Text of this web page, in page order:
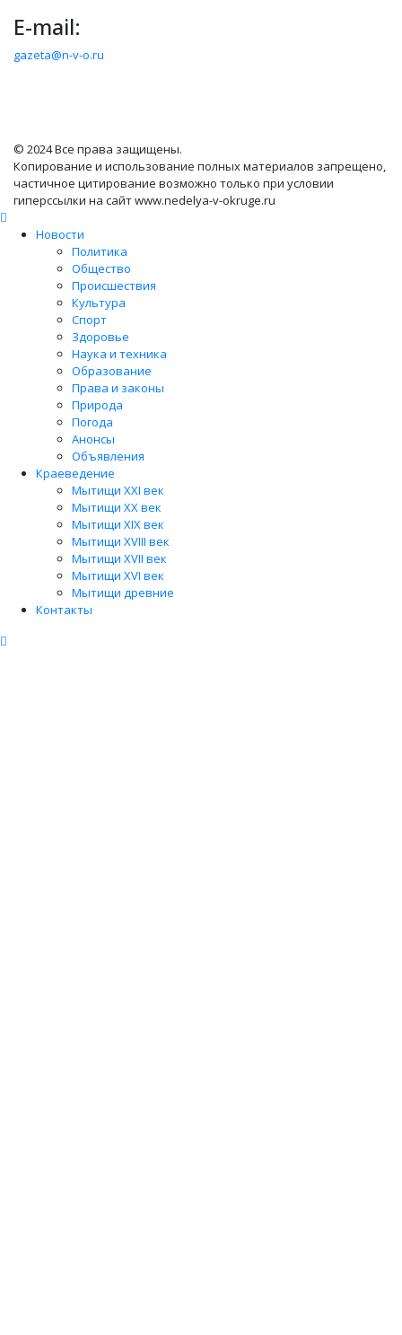
E-mail:
gazeta@n-v-o.ru
© 2024 Все права защищены.
Копирование и использование полных материалов запрещено,
частичное цитирование возможно только при условии
гиперссылки на сайт www.nedelya-v-okruge.ru
Новости
Политика
Общество
Происшествия
Культура
Спорт
Здоровье
Наука и техника
Образование
Права и законы
Природа
Погода
Анонсы
Объявления
Краеведение
Мытищи XXI век
Мытищи XX век
Мытищи XIX век
Мытищи XVIII век
Мытищи XVII век
Мытищи XVI век
Мытищи древние
Контакты